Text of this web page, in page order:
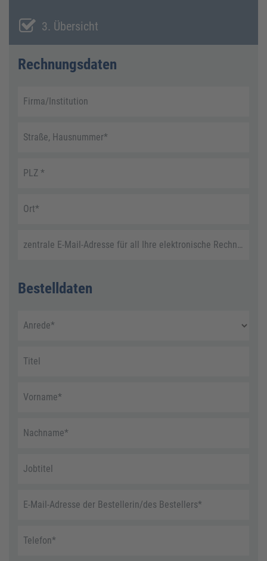
3. Übersicht
Rechnungsdaten
Firma/Institution
Straße, Hausnummer*
PLZ *
Ort*
zentrale E-Mail-Adresse für all Ihre elektronische Rechnungen
Bestelldaten
Anrede*
Titel
Vorname*
Nachname*
Jobtitel
E-Mail-Adresse der Bestellerin/des Bestellers*
Telefon*